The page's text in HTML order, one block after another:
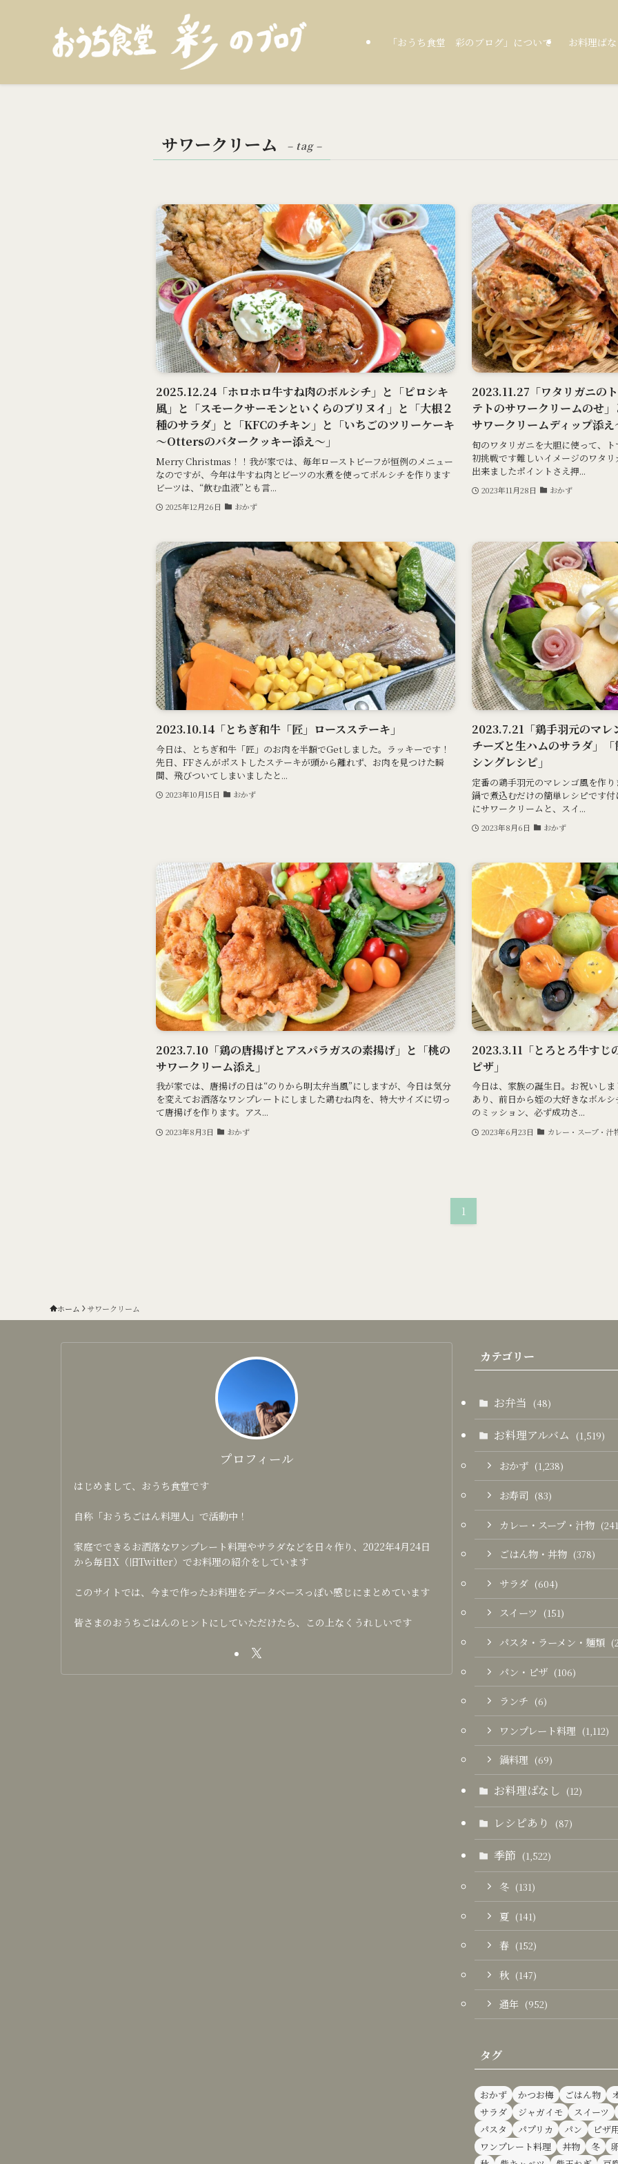
「おうち食堂 彩のブログ」について お料理ば
サワークリーム – tag –
2025.12.24「ホロホロ牛すね肉のボルシチ」と「ピロシキ
風」と「スモークサーモンといくらのブリヌイ」と「大根２
種のサラダ」と「KFCのチキン」と「いちごのツリーケーキ
～Ottersのバタークッキー添え～」
Merry Christmas！！我が家では、毎年ローストビーフが恒例のメニュー
なのですが、今年は牛すね肉とビーツの水煮を使ってボルシチを作ります
ビーツは、“飲む血液”とも言...
2025年12月26日 おかず
2023.11.27「ワタリガニの
テトのサワークリームのせ
サワークリームディップ添え
旬のワタリガニを大胆に使って、
初挑戦です難しいイメージのワタ
出来ましたポイントさえ押...
2023年11月28日 おかず
2023.10.14「とちぎ和牛「匠」ロースステーキ」
今日は、とちぎ和牛「匠」のお肉を半額でGetしました。ラッキーです！
先日、FFさんがポストしたステーキが頭から離れず、お肉を見つけた瞬
間、飛びついてしまいましたと...
2023年10月15日 おかず
2023.7.21「鶏手羽元のマレ
チーズと生ハムのサラダ」
シングレシピ」
定番の鶏手羽元のマレンゴ風を作
鍋で煮込むだけの簡単レシピです
にサワークリームと、スイ...
2023年8月6日 おかず
2023.7.10「鶏の唐揚げとアスパラガスの素揚げ」と「桃の
サワークリーム添え」
我が家では、唐揚げの日は“のりから明太弁当風”にしますが、今日は気分
を変えてお洒落なワンプレートにしました鶏むね肉を、特大サイズに切っ
て唐揚げを作ります。アス...
2023年8月3日 おかず
2023.3.11「とろとろ牛すじ
ピザ」
今日は、家族の誕生日。お祝いし
あり、前日から姪の大好きなボル
のミッション、必ず成功さ...
2023年6月23日 カレー・スープ・汁
1
ホーム サワークリーム
プロフィール
はじめまして、おうち食堂です
自称「おうちごはん料理人」で活動中！
家庭でできるお洒落なワンプレート料理やサラダなどを日々作り、2022年4月24日
から毎日X（旧Twitter）でお料理の紹介をしています
このサイトでは、今まで作ったお料理をデータベースっぽい感じにまとめています
皆さまのおうちごはんのヒントにしていただけたら、この上なくうれしいです
カテゴリー
お弁当 (48)
お料理アルバム (1,519)
おかず (1,238)
お寿司 (83)
カレー・スープ・汁物
ごはん物・丼物 (378)
サラダ (604)
スイーツ (151)
パスタ・ラーメン・麺類
パン・ピザ (106)
ランチ (6)
ワンプレート料理 (1,112)
鍋料理 (69)
お料理ばなし (12)
レシピあり (87)
季節 (1,522)
冬 (131)
夏 (141)
春 (152)
秋 (147)
通年 (952)
タグ
おかず かつお梅 ごはん物
サラダ
ジャガイモ
スイーツ
パスタ
パプリカ パン
ピザ
ワンプレート料理
丼物 冬